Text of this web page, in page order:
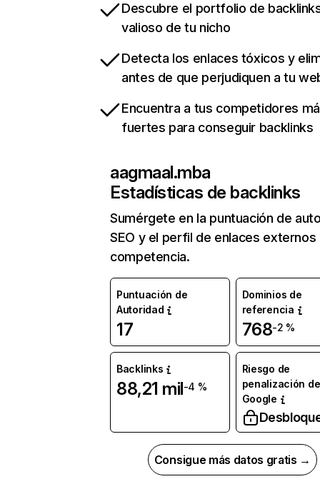
Descubre el portfolio de
valioso de tu nicho
Detecta los enlaces tóxicos y
antes de que perjudiquen a tu
Encuentra a tus competidores
fuertes para conseguir backlinks
aagmaal.mba
Estadísticas de backlinks
Sumérgete en la puntuación de
SEO y el perfil de enlaces externos
competencia.
Puntuación de
Autoridad
17
Dominios de
referencia
768-2 %
Backlinks
88,21 mil-4 %
Riesgo de
penalización de
Google
Consigue más datos gratis →